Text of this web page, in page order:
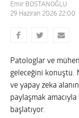
Emir BOSTANOĞLU
29 Haziran 2026 22:00
Patologlar ve
geleceğini konuştu.
ve yapay zeka
paylaşmak
başlatıyor.